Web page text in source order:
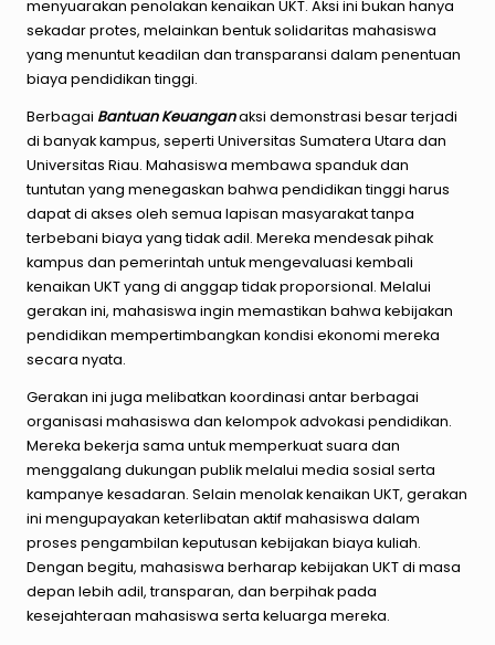
menyuarakan penolakan kenaikan UKT. Aksi ini bukan hanya
sekadar protes, melainkan bentuk solidaritas mahasiswa
yang menuntut keadilan dan transparansi dalam penentuan
biaya pendidikan tinggi.
Berbagai Bantuan Keuanganaksi demonstrasi besar terjadi
di banyak kampus, seperti Universitas Sumatera Utara dan
Universitas Riau. Mahasiswa membawa spanduk dan
tuntutan yang menegaskan bahwa pendidikan tinggi harus
dapat di akses oleh semua lapisan masyarakat tanpa
terbebani biaya yang tidak adil. Mereka mendesak pihak
kampus dan pemerintah untuk mengevaluasi kembali
kenaikan UKT yang di anggap tidak proporsional. Melalui
gerakan ini, mahasiswa ingin memastikan bahwa kebijakan
pendidikan mempertimbangkan kondisi ekonomi mereka
secara nyata.
Gerakan ini juga melibatkan koordinasi antar berbagai
organisasi mahasiswa dan kelompok advokasi pendidikan.
Mereka bekerja sama untuk memperkuat suara dan
menggalang dukungan publik melalui media sosial serta
kampanye kesadaran. Selain menolak kenaikan UKT, gerakan
ini mengupayakan keterlibatan aktif mahasiswa dalam
proses pengambilan keputusan kebijakan biaya kuliah.
Dengan begitu, mahasiswa berharap kebijakan UKT di masa
depan lebih adil, transparan, dan berpihak pada
kesejahteraan mahasiswa serta keluarga mereka.